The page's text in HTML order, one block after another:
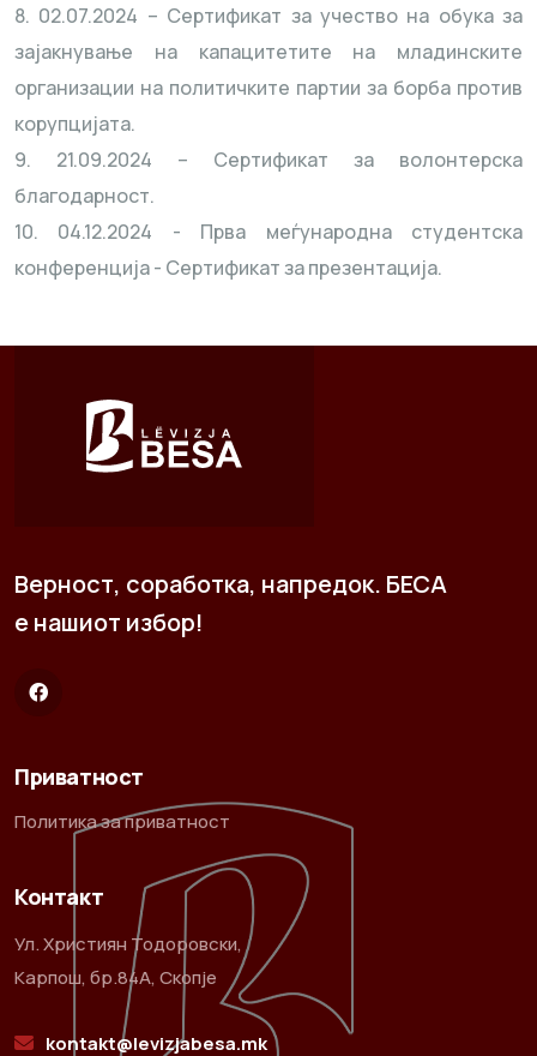
8. 02.07.2024 – Сертификат за учество на обука за
зајакнување на капацитетите на младинските
организации на политичките партии за борба против
корупцијата.
9. 21.09.2024 – Сертификат за волонтерска
благодарност.
10. 04.12.2024 - Прва меѓународна студентска
конференција - Сертификат за презентација.
Верност, соработка, напредок. БЕСА
е нашиот избор!
Приватност
Политика за приватност
Контакт
Ул. Християн Тодоровски,
Карпош, бр.84А, Скопје
kontakt@levizjabesa.mk